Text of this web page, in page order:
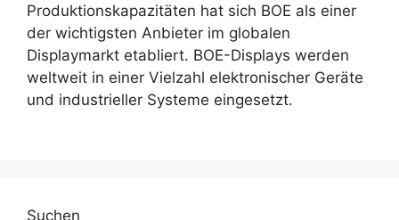
Produktionskapazitäten hat sich BOE als einer
der wichtigsten Anbieter im globalen
Displaymarkt etabliert. BOE-Displays werden
weltweit in einer Vielzahl elektronischer Geräte
und industrieller Systeme eingesetzt.
Suchen